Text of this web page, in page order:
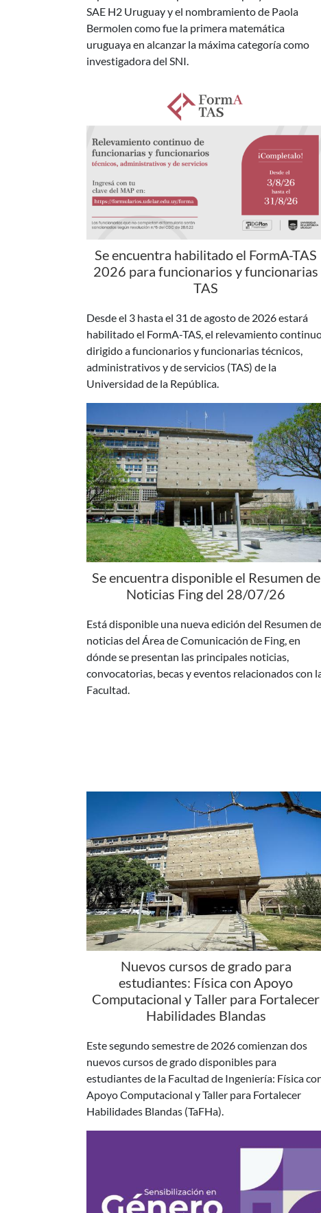
uruguaya en alcanzar la máxima categoría como
investigadora del SNI.
Se encuentra habilitado el FormA-TAS
2026 para funcionarios y funcionarias
TAS
Desde el 3 hasta el 31 de agosto de 2026 estará
habilitado el FormA-TAS, el relevamiento continuo
dirigido a funcionarios y funcionarias técnicos,
administrativos y de servicios (TAS) de la
Universidad de la República.
Se encuentra disponible el Resumen de
Noticias Fing del 28/07/26
Está disponible una nueva edición del Resumen de
noticias del Área de Comunicación de Fing, en
dónde se presentan las principales noticias,
convocatorias, becas y eventos relacionados con la
Facultad.
Nuevos cursos de grado para
estudiantes: Física con Apoyo
Computacional y Taller para Fortalecer
Habilidades Blandas
Este segundo semestre de 2026 comienzan dos
nuevos cursos de grado disponibles para
estudiantes de la Facultad de Ingeniería: Física con
Apoyo Computacional y Taller para Fortalecer
Habilidades Blandas (TaFHa).